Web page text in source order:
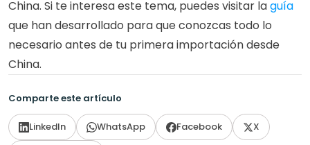
China. Si te interesa este tema, puedes visitar la guía
que han desarrollado para que conozcas todo lo
necesario antes de tu primera importación desde
China.
Comparte este artículo
LinkedIn WhatsApp Facebook
X